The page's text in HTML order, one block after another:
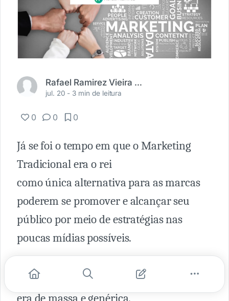
Rafael Ramirez Vieira Gonçalves
jul. 20 - 3 min de leitura
0 0 0
Já se foi o tempo em que o Marketing
Tradicional era o rei
como única alternativa para as marcas
poderem se promover e alcançar seu
público por meio de estratégias nas
poucas mídias possíveis.
buscava o cliente, no qual a mensagem